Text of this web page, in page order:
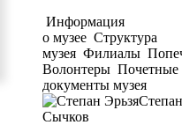
Информация
о музее Структура
музея Филиалы
Волонтеры Почетные
документы музея
Сычков